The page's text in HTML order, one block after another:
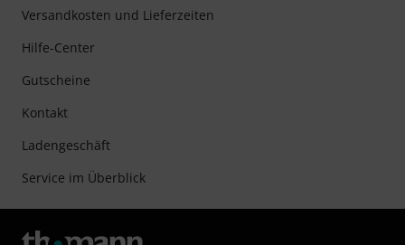
Versandkosten und Lieferzeiten
Hilfe-Center
Gutscheine
Kontakt
Ladengeschäft
Service im Überblick